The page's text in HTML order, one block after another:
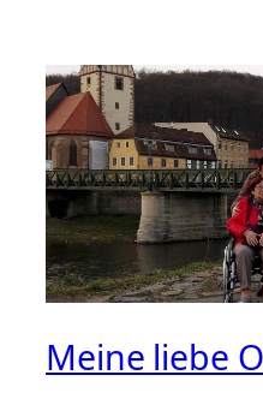
Meine liebe